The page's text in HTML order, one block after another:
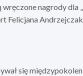
nagrody
Felicjana
się